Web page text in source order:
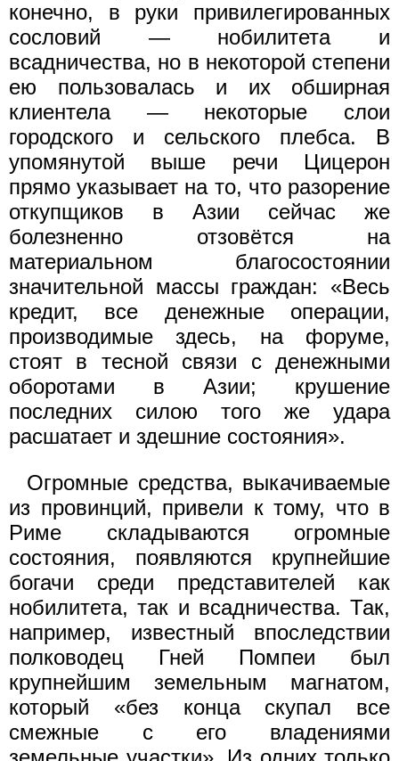
конечно, в руки привилегированных
сословий — нобилитета и
всадничества, но в некоторой степени
ею пользовалась и их обширная
клиентела — некоторые слои
городского и сельского плебса. В
упомянутой выше речи Цицерон
прямо указывает на то, что разорение
откупщиков в Азии сейчас же
болезненно отзовётся на
материальном благосостоянии
значительной массы граждан: «Весь
кредит, все денежные операции,
производимые здесь, на форуме,
стоят в тесной связи с денежными
оборотами в Азии; крушение
последних силою того же удара
расшатает и здешние состояния».
Огромные средства, выкачиваемые
из провинций, привели к тому, что в
Риме складываются огромные
состояния, появляются крупнейшие
богачи среди представителей как
нобилитета, так и всадничества. Так,
например, известный впоследствии
полководец Гней Помпеи был
крупнейшим земельным магнатом,
который «без конца скупал все
смежные с его владениями